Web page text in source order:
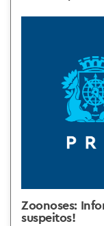
Zoonoses:
suspeitos!